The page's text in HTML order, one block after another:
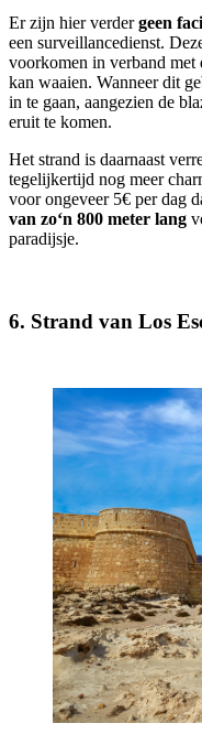
Er zijn hier verdergeen
een surveillancedienst.
voorkomen in verband
kan waaien. Wanneer dit
in te gaan, aangezien de
eruit te komen.
Het strand is daarnaast
tegelijkertijd nog meer
voor ongeveer 5€ per dag
van zo‘n 800 meter lang
paradijsje.
6. Strand van Los